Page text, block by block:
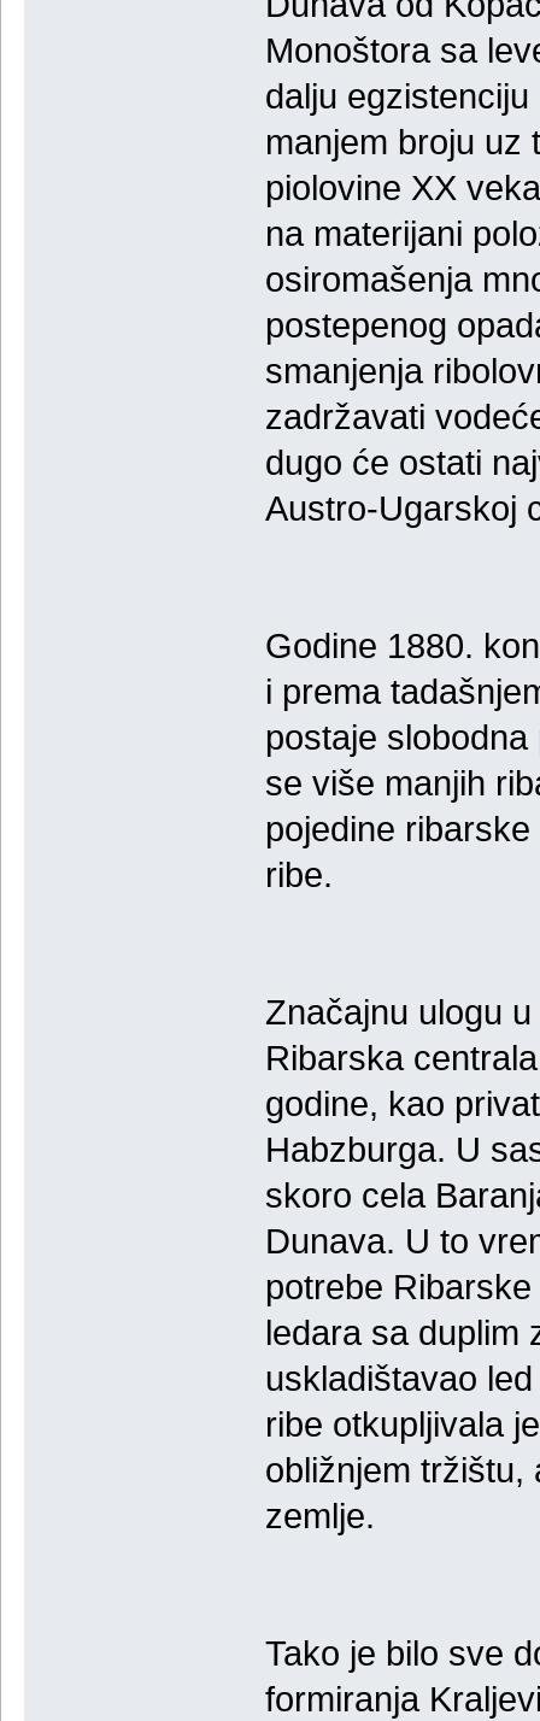
Monoštora sa
dalju
manjem broju uz
piolovine XX
na materijani
osiromašenja
postepenog
smanjenja
zadržavati
dugo će ostati
Austro-Ugarskoj
Godine 1880.
i prema
postaje
se više manjih
pojedine
ribe.
Značajnu ulogu
Ribarska
godine, kao
Habzburga. U
skoro cela
Dunava. U to
potrebe
ledara sa duplim
uskladištavao
ribe otkupljivala
obližnjem tržištu,
zemlje.
Tako je bilo sve
formiranja